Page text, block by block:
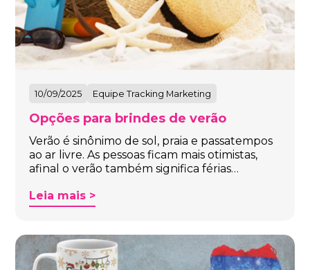
10/09/2025 Equipe Tracking Marketing
Opções para brindes de verão
Verão é sinônimo de sol, praia e passatempos
ao ar livre. As pessoas ficam mais otimistas,
afinal o verão também significa férias…
Leia mais >